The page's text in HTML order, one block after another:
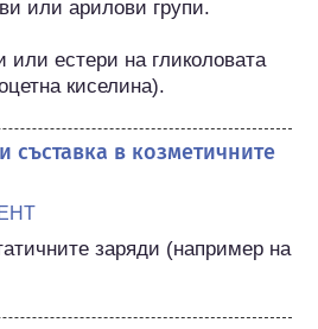
или арилови групи.
или естери на гликоловата
киселина).
съставка в козметичните
заряди (например на